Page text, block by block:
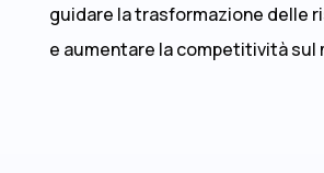
guidare la trasformazione delle
e aumentare la competitività sul